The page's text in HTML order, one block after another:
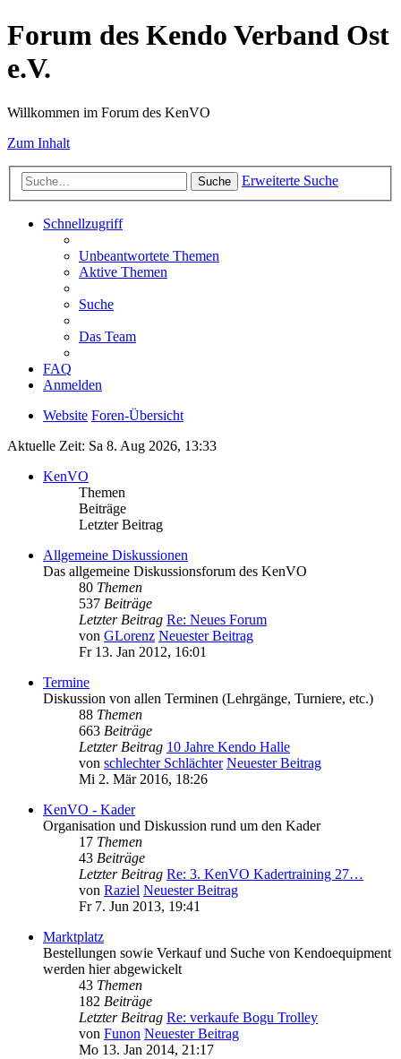
Forum des Kendo Verband Ost
e.V.
Willkommen im Forum des KenVO
Zum Inhalt
Suche Erweiterte Suche
Schnellzugriff
Unbeantwortete Themen
Aktive Themen
Suche
Das Team
FAQ
Anmelden
Website Foren-Übersicht
Aktuelle Zeit: Sa 8. Aug 2026, 13:33
KenVO
Themen
Beiträge
Letzter Beitrag
Allgemeine Diskussionen
Das allgemeine Diskussionsforum des KenVO
80 Themen
537 Beiträge
Letzter Beitrag Re: Neues Forum
von GLorenz Neuester Beitrag
Fr 13. Jan 2012, 16:01
Termine
Diskussion von allen Terminen (Lehrgänge, Turniere, etc.)
88 Themen
663 Beiträge
Letzter Beitrag 10 Jahre Kendo Halle
von schlechter Schlächter Neuester Beitrag
Mi 2. Mär 2016, 18:26
KenVO - Kader
Organisation und Diskussion rund um den Kader
17 Themen
43 Beiträge
Letzter Beitrag Re: 3. KenVO Kadertraining 27…
von Raziel Neuester Beitrag
Fr 7. Jun 2013, 19:41
Marktplatz
Bestellungen sowie Verkauf und Suche von Kendoequipment
werden hier abgewickelt
43 Themen
182 Beiträge
Letzter Beitrag Re: verkaufe Bogu Trolley
von Funon Neuester Beitrag
Mo 13. Jan 2014, 21:17